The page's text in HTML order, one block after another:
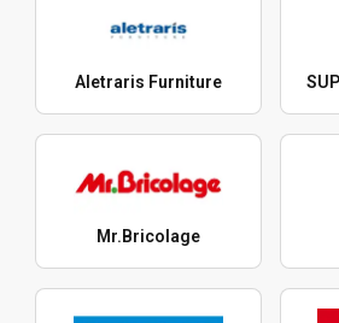
Aletraris Furniture
Mr.Bricolage